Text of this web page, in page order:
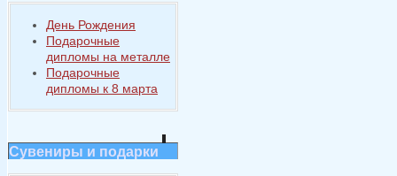
День Рождения
Подарочные
дипломы на металле
Подарочные
дипломы к 8 марта
Сувениры и подарки